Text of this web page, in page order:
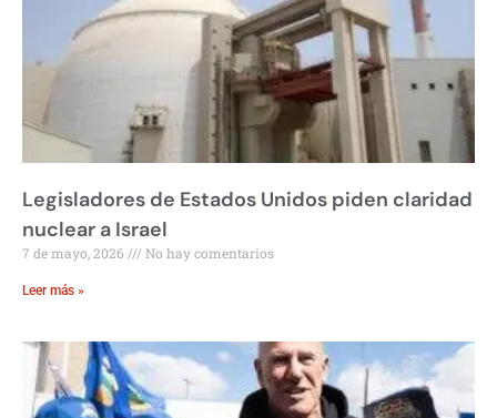
Legisladores de Estados Unidos piden claridad
nuclear a Israel
7 de mayo, 2026 No hay comentarios
Leer más »